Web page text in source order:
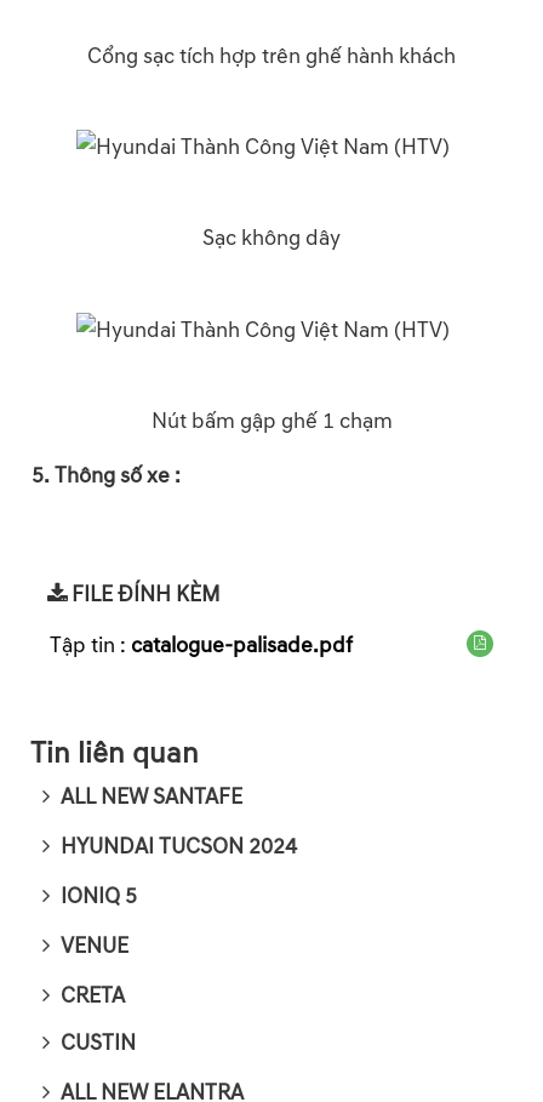
Cổng sạc tích hợp trên ghế hành khách
Sạc không dây
Nút bấm gập ghế 1 chạm
5. Thông số xe :
FILE ĐÍNH KÈM
Tập tin : catalogue-palisade.pdf
Tin liên quan
ALL NEW SANTAFE
HYUNDAI TUCSON 2024
IONIQ 5
VENUE
CRETA
CUSTIN
ALL NEW ELANTRA